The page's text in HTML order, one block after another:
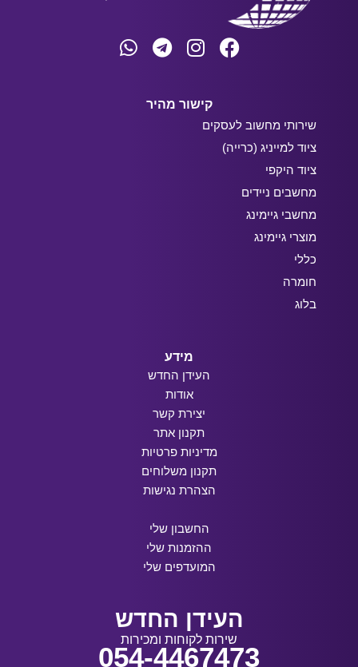
קישור מהיר
שירותי מחשוב לעסקים
ציוד למייניג (כרייה)
ציוד היקפי
מחשבים ניידים
מחשבי גיימינג
מוצרי גיימינג
כללי
חומרה
בלוג
מידע
העידן החדש
אודות
יצירת קשר
תקנון אתר
מדיניות פרטיות
תקנון משלוחים
הצהרת נגישות
החשבון שלי
ההזמנות שלי
המועדפים שלי
העידן החדש
שירות לקוחות ומכירות
054-4467473